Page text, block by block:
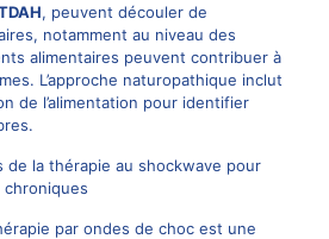
, peuvent découler de
notamment au niveau des
alimentaires peuvent contribuer à
L’approche naturopathique inclut
de l’alimentation pour identifier
de la thérapie au shockwave pour
par ondes de choc est une